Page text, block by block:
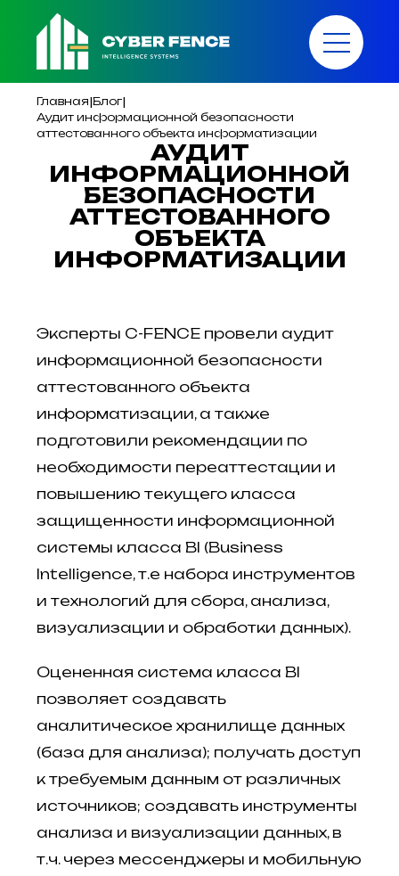
Главная|Блог|
Аудит информационной безопасности
аттестованного объекта информатизации
АУДИТ
ИНФОРМАЦИОННОЙ
БЕЗОПАСНОСТИ
АТТЕСТОВАННОГО
ОБЪЕКТА
ИНФОРМАТИЗАЦИИ
Эксперты C-FENCE провели аудит
информационной безопасности
аттестованного объекта
информатизации, а также
подготовили рекомендации по
необходимости переаттестации и
повышению текущего класса
защищенности информационной
системы класса BI (Business
Intelligence, т.е набора инструментов
и технологий для сбора, анализа,
визуализации и обработки данных).
Оцененная система класса BI
позволяет создавать
аналитическое хранилище данных
(база для анализа); получать доступ
к требуемым данным от различных
источников; создавать инструменты
анализа и визуализации данных, в
т.ч. через мессенджеры и мобильную